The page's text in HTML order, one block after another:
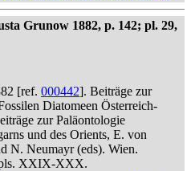
Grunow 1882, p. 142; pl. 29,
[ref. 000442]. Beiträge zur
Diatomeen Österreich-
zur Paläontologie
und des Orients, E. von
N. Neumayr (eds). Wien.
XXIX-XXX.